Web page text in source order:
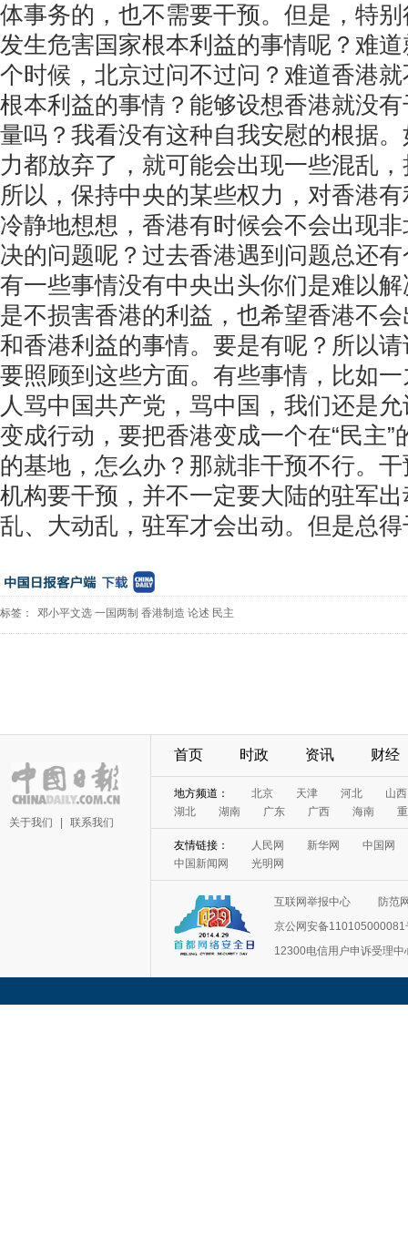
体事务的，也不需要干预。但是，特
发生危害国家根本利益的事情呢？难
个时候，北京过问不过问？难道香港
根本利益的事情？能够设想香港就没
量吗？我看没有这种自我安慰的根据
力都放弃了，就可能会出现一些混乱
所以，保持中央的某些权力，对香港
冷静地想想，香港有时候会不会出现
决的问题呢？过去香港遇到问题总还
有一些事情没有中央出头你们是难以
是不损害香港的利益，也希望香港不
和香港利益的事情。要是有呢？所以
要照顾到这些方面。有些事情，比如
人骂中国共产党，骂中国，我们还是
变成行动，要把香港变成一个在“民主”
的基地，怎么办？那就非干预不行。
机构要干预，并不一定要大陆的驻军
乱、大动乱，驻军才会出动。但是总
标签： 邓小平文选 一国两制 香港制造 论述 民主
关于我们 联系我们
首页 时政 资讯 财经
地方频道： 北京 天津 河北
山西
湖北
湖南 广东 广西 海南
友情链接： 人民网 新华网
中国网
中国新闻网
光明网
互联网举报中心
防范
京公网安备110105000081
12300电信用户申诉受理中